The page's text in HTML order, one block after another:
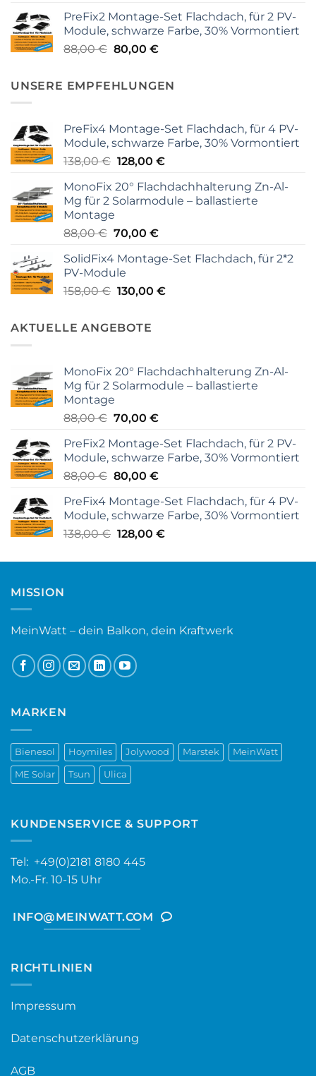
war:
88,00 €
ist:
70,00 €.
PreFix2 Montage-Set Flachdach, für 2 PV-
Module, schwarze Farbe, 30% Vormontiert
88,00€ Ursprünglicher
88,00 €
80,00 €Aktueller
80,00 €.
UNSERE EMPFEHLUNGEN
PreFix4 Montage-Set Flachdach, für 4 PV-
Module, schwarze Farbe, 30% Vormontiert
138,00€ Ursprünglicher
war:
138,00 €
128,00 €Aktueller
ist:
128,00 €.
MonoFix 20° Flachdachhalterung Zn-Al-
Mg für 2 Solarmodule – ballastierte
Montage
88,00€ Ursprünglicher
war:
88,00 €
70,00 €Aktueller
ist:
SolidFix4 Montage-Set Flachdach, für 2*2
PV-Module
158,00€ Ursprünglicher
war:
158,00 €
130,00 €Aktueller
AKTUELLE ANGEBOTE
MonoFix 20° Flachdachhalterung Zn-Al-
Mg für 2 Solarmodule – ballastierte
Montage
88,00€ Ursprünglicher
war:
88,00 €
70,00 €Aktueller
ist:
70,00 €.
PreFix2 Montage-Set Flachdach, für 2 PV-
Module, schwarze Farbe, 30% Vormontiert
88,00€ Ursprünglicher
war:
88,00 €
80,00 €Aktueller
ist:
80,00 €.
PreFix4 Montage-Set Flachdach, für 4 PV-
Module, schwarze Farbe, 30% Vormontiert
138,00€ Ursprünglicher
war:
128,00 €Aktueller
ist:
MISSION
MeinWatt – dein Balkon, dein Kraftwerk
MARKEN
Bienesol Hoymiles Jolywood Marstek MeinWatt
ME Solar Tsun Ulica
KUNDENSERVICE & SUPPORT
Tel: +49(0)2181 8180 445
Mo.-Fr. 10-15 Uhr
INFO@MEINWATT.COM
RICHTLINIEN
Impressum
Datenschutzerklärung
AGB